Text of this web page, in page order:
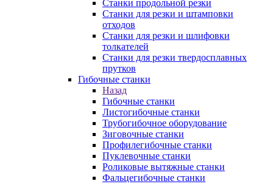
Станки продольной резки
Станки для резки и штамповки
отходов
Станки для резки и шлифовки
толкателей
Станки для резки твердосплавных
прутков
Гибочные станки
Назад
Гибочные станки
Листогибочные станки
Трубогибочное оборудование
Зиговочные станки
Профилегибочные станки
Пуклевочные станки
Роликовые вытяжные станки
Фальцегибочные станки